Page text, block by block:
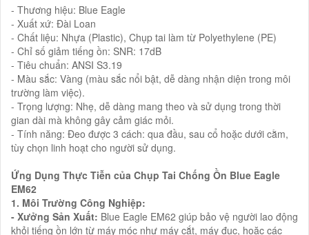
- Thương hiệu: Blue Eagle
- Xuất xứ: Đài Loan
- Chất liệu: Nhựa (Plastic), Chụp tai làm từ Polyethylene (PE)
- Chỉ số giảm tiếng ồn: SNR: 17dB
- Tiêu chuẩn: ANSI S3.19
- Màu sắc: Vàng (màu sắc nổi bật, dễ dàng nhận diện trong môi
trường làm việc).
- Trọng lượng: Nhẹ, dễ dàng mang theo và sử dụng trong thời
gian dài mà không gây cảm giác mỏi.
- Tính năng: Đeo được 3 cách: qua đầu, sau cổ hoặc dưới cằm,
tùy chọn linh hoạt cho người sử dụng.
Ứng Dụng Thực Tiễn của Chụp Tai Chống Ồn Blue Eagle
EM62
1. Môi Trường Công Nghiệp:
- Xưởng Sản Xuất: Blue Eagle EM62 giúp bảo vệ người lao động
khỏi tiếng ồn lớn từ máy móc như máy cắt, máy đục, hoặc các